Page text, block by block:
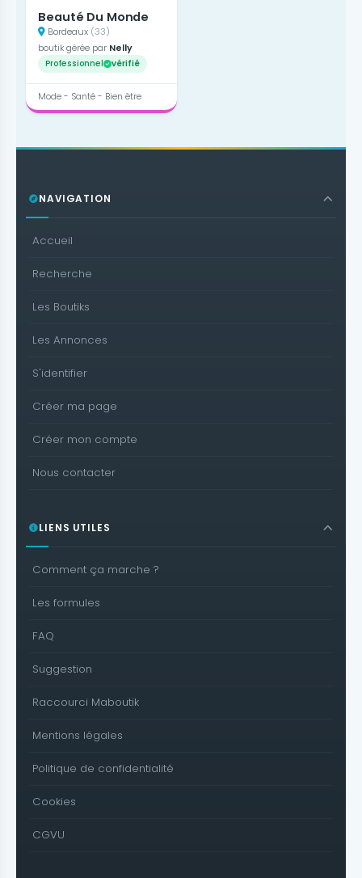
Beauté Du Monde
Bordeaux (33)
boutik gérée par Nelly
Professionnel
vérifié
Mode - Santé - Bien être
NAVIGATION
Accueil
Recherche
Les Boutiks
Les Annonces
S'identifier
Créer ma page
Créer mon compte
Nous contacter
LIENS UTILES
Comment ça marche ?
Les formules
FAQ
Suggestion
Raccourci Maboutik
Mentions légales
Politique de confidentialité
Cookies
CGVU